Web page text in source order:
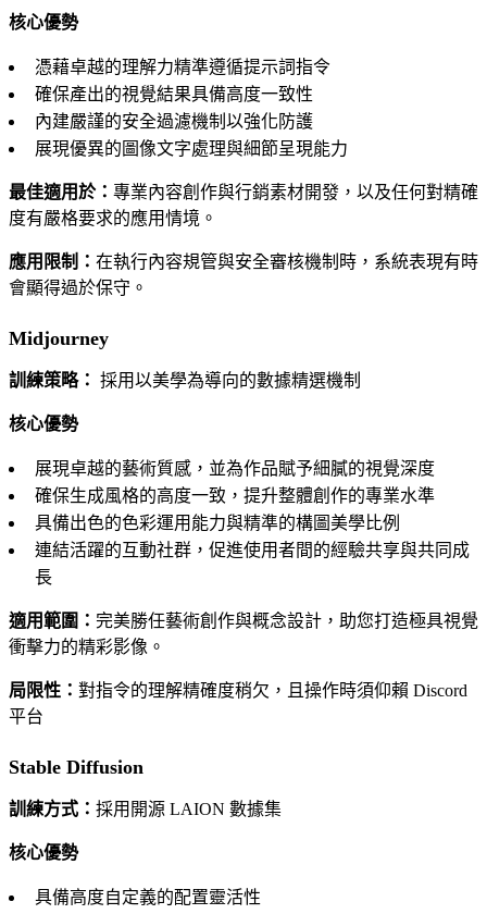
核心優勢
憑藉卓越的理解力精準遵循提示詞指令
確保產出的視覺結果具備高度一致性
內建嚴謹的安全過濾機制以強化防護
展現優異的圖像文字處理與細節呈現能力
最佳適用於： 專業內容創作與行銷素材開發，以及任何對精確
度有嚴格要求的應用情境。
應用限制： 在執行內容規管與安全審核機制時，系統表現有時
會顯得過於保守。
Midjourney
訓練策略： 採用以美學為導向的數據精選機制
核心優勢
展現卓越的藝術質感，並為作品賦予細膩的視覺深度
確保生成風格的高度一致，提升整體創作的專業水準
具備出色的色彩運用能力與精準的構圖美學比例
連結活躍的互動社群，促進使用者間的經驗共享與共同成
長
適用範圍： 完美勝任藝術創作與概念設計，助您打造極具視覺
衝擊力的精彩影像。
局限性： 對指令的理解精確度稍欠，且操作時須仰賴 Discord
平台
Stable Diffusion
訓練方式： 採用開源 LAION 數據集
核心優勢
具備高度自定義的配置靈活性